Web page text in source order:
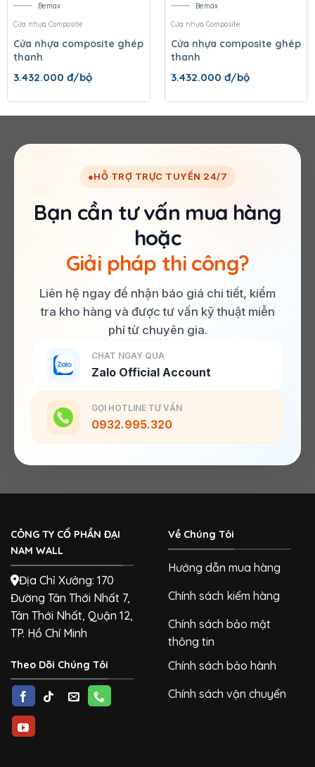
Bemax
Cửa nhựa Composite
Cửa nhựa composite ghép
thanh
3.432.000 đ/bộ
Bemax
Cửa nhựa Composite
Cửa nhựa composite ghép
thanh
3.432.000 đ/bộ
●HỖ TRỢ TRỰC TUYẾN 24/7
Bạn cần tư vấn mua hàng
hoặc
Giải pháp thi công?
Liên hệ ngay để nhận báo giá chi tiết, kiểm
tra kho hàng và được tư vấn kỹ thuật miễn
phí từ chuyên gia.
CHAT NGAY QUA
Zalo Official Account
GỌI HOTLINE TƯ VẤN
0932.995.320
CÔNG TY CỔ PHẦN ĐẠI
NAM WALL
Địa Chỉ Xưởng: 170
Đường Tân Thới Nhất 7,
Tân Thới Nhất, Quận 12,
TP. Hồ Chí Minh
Theo Dõi Chúng Tôi
Về Chúng Tôi
Hướng dẫn mua hàng
Chính sách kiểm hàng
Chính sách bảo mật
thông tin
Chính sách bảo hành
Chính sách vận chuyển